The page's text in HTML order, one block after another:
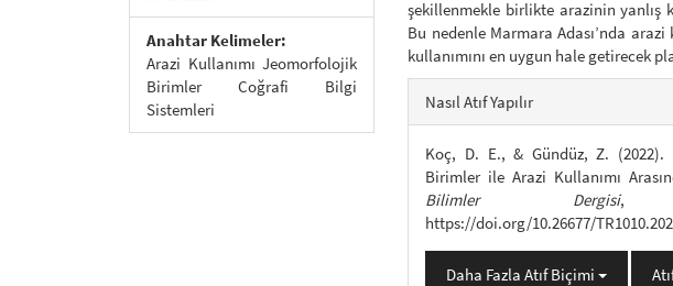
Anahtar Kelimeler:
Arazi Kullanımı Jeomorfolojik
Birimler Coğrafi Bilgi
Sistemleri
şekillenmekle birlikte arazinin yanlış
Bu nedenle Marmara Adası’nda
kullanımını en uygun hale getirecek
Nasıl Atıf Yapılır
Koç, D. E., & Gündüz, Z. (2022).
Birimler ile Arazi Kullanımı
Bilimler Dergisi
https://doi.org/10.26677/
Daha Fazla Atıf Biçimi